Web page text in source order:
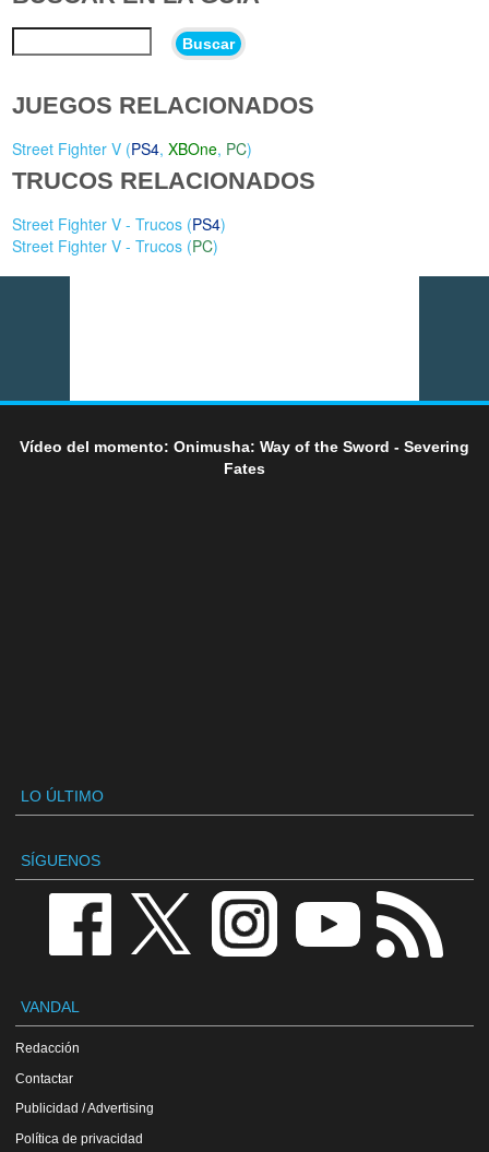
Buscar
JUEGOS RELACIONADOS
Street Fighter V (PS4,XBOne, PC)
TRUCOS RELACIONADOS
Street Fighter V - Trucos (PS4)
Street Fighter V - Trucos (PC)
Vídeo del momento: Onimusha: Way of the Sword - Severing
Fates
LO ÚLTIMO
SÍGUENOS
VANDAL
Redacción
Contactar
Publicidad / Advertising
Política de privacidad